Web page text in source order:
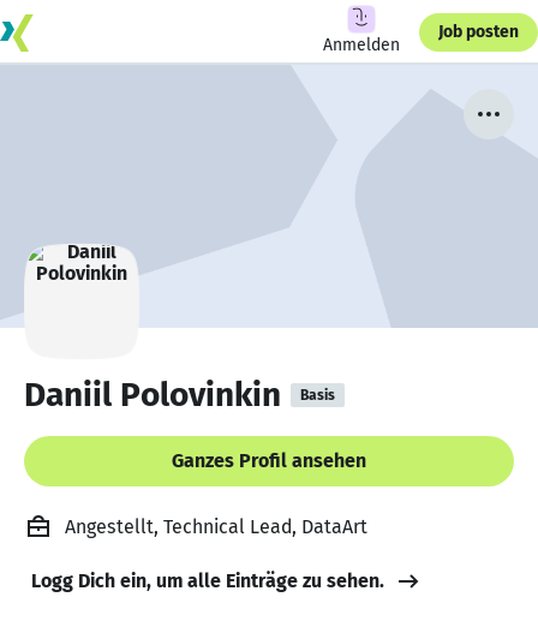
Anmelden
Job posten
Daniil Polovinkin Basis
Ganzes Profil ansehen
Angestellt, Technical Lead, DataArt
Logg Dich ein, um alle Einträge zu sehen.